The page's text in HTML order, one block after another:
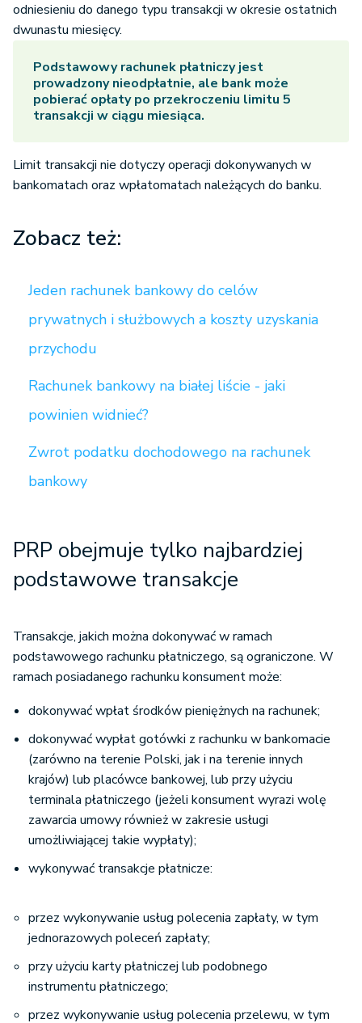
odniesieniu do danego typu transakcji w okresie ostatnich
dwunastu miesięcy.
Podstawowy rachunek płatniczy jest
prowadzony nieodpłatnie, ale bank może
pobierać opłaty po przekroczeniu limitu 5
transakcji w ciągu miesiąca.
Limit transakcji nie dotyczy operacji dokonywanych w
bankomatach oraz wpłatomatach należących do banku.
Zobacz też:
Jeden rachunek bankowy do celów
prywatnych i służbowych a koszty uzyskania
przychodu
Rachunek bankowy na białej liście - jaki
powinien widnieć?
Zwrot podatku dochodowego na rachunek
bankowy
PRP obejmuje tylko najbardziej
podstawowe transakcje
Transakcje, jakich można dokonywać w ramach
podstawowego rachunku płatniczego, są ograniczone. W
ramach posiadanego rachunku konsument może:
dokonywać wpłat środków pieniężnych na rachunek;
dokonywać wypłat gotówki z rachunku w bankomacie
(zarówno na terenie Polski, jak i na terenie innych
krajów) lub placówce bankowej, lub przy użyciu
terminala płatniczego (jeżeli konsument wyrazi wolę
zawarcia umowy również w zakresie usługi
umożliwiającej takie wypłaty);
wykonywać transakcje płatnicze:
przez wykonywanie usług polecenia zapłaty, w tym
jednorazowych poleceń zapłaty;
przy użyciu karty płatniczej lub podobnego
instrumentu płatniczego;
przez wykonywanie usług polecenia przelewu, w tym